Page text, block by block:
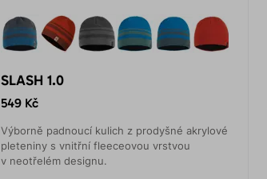
SLASH 1.0
549 Kč
Výborně padnoucí kulich z prodyšné akrylové
pleteniny s vnitřní fleeceovou vrstvou
v neotřelém designu.